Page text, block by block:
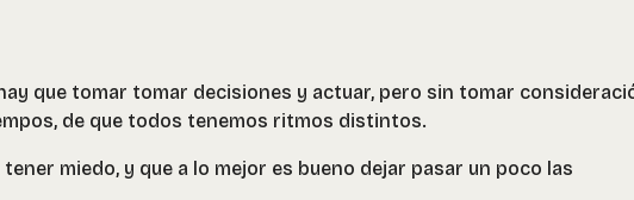
que tomar tomar decisiones y actuar, pero sin tomar
de que todos tenemos ritmos distintos.
miedo, y que a lo mejor es bueno dejar pasar un poco las